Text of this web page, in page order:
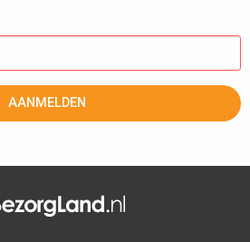
AANMELDEN